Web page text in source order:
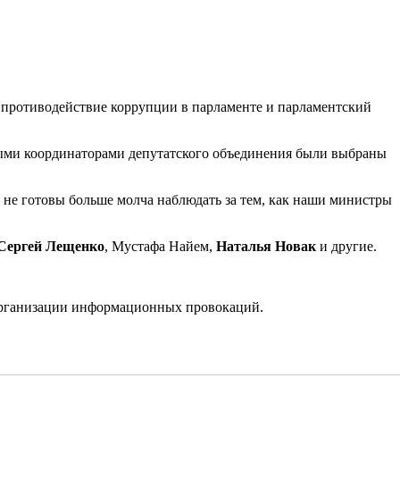
коррупции в парламенте и парламентский
координаторами депутатского объединения были выбраны
готовы больше молча наблюдать за тем, как наши министры
Лещенко, Мустафа Найем, Наталья Новак и другие.
информационных провокаций.